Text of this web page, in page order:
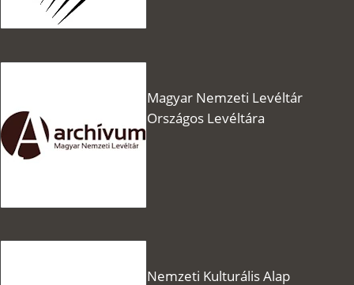
Magyar Nemzeti Levéltár
Országos Levéltára
Nemzeti Kulturális Alap